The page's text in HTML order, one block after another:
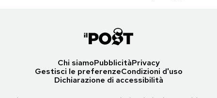
Chi siamoPubblicitàPrivacy
Gestisci le preferenzeCondizioni d'uso
Dichiarazione di accessibilità